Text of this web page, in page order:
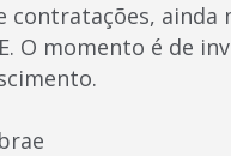
ainda
O momento é de